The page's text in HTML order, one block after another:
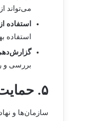
می‌تواند
استفاده
استفاده
بررسی و
۵. حمایت از نهادهای حقوق بشری
سازمان‌ها و